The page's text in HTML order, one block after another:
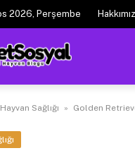
2026, Perşembe
Hayvan Sağlığı » Golden